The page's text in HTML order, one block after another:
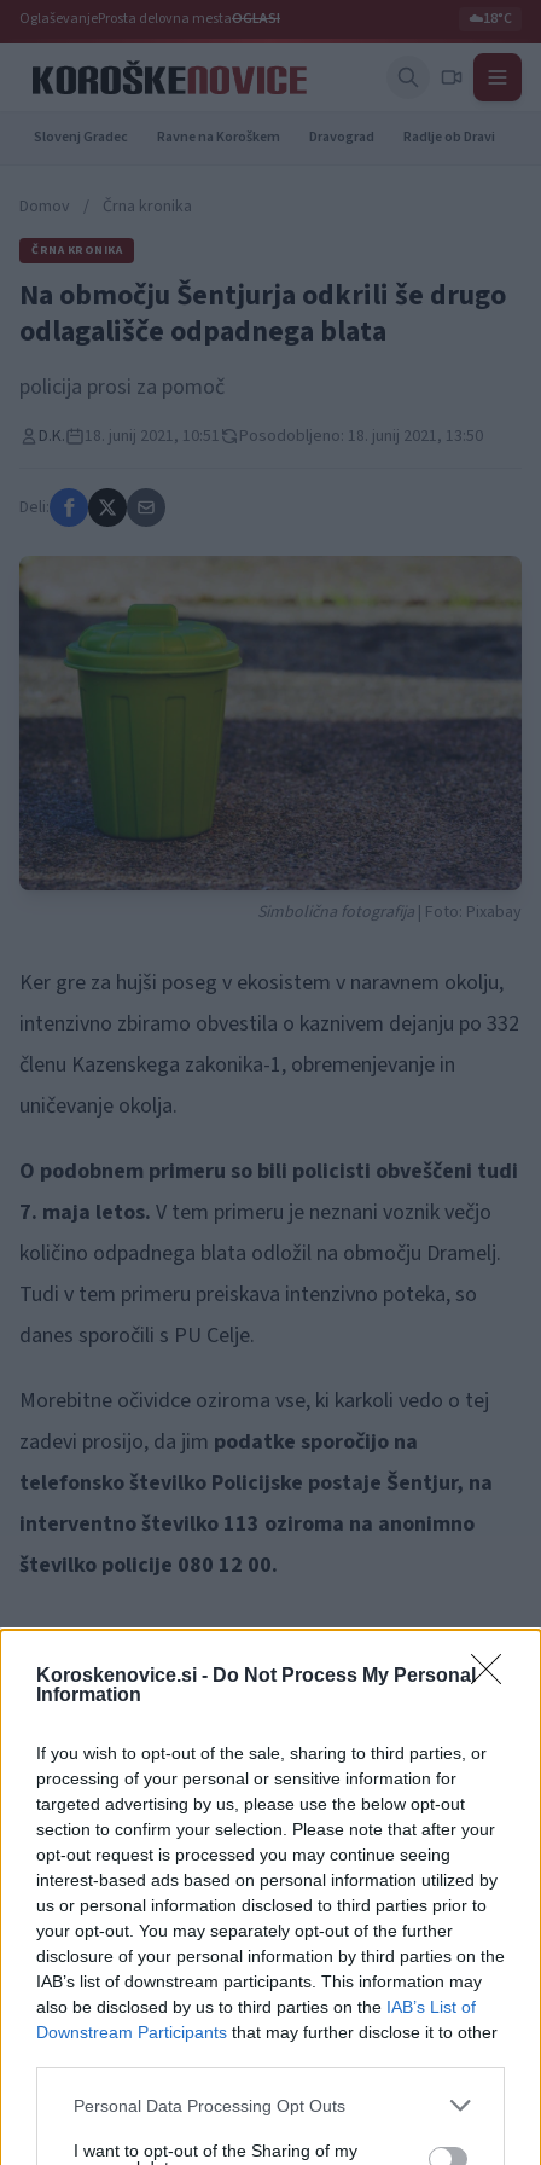
Koroskenovice.si - Do Not Process My Personal
Information
If you wish to opt-out of the sale, sharing to third parties, or
processing of your personal or sensitive information for
targeted advertising by us, please use the below opt-out
section to confirm your selection. Please note that after your
opt-out request is processed you may continue seeing
interest-based ads based on personal information utilized by
us or personal information disclosed to third parties prior to
your opt-out. You may separately opt-out of the further
disclosure of your personal information by third parties on the
IAB’s list of downstream participants. This information may
also be disclosed by us to third parties on the IAB’s List of
Downstream Participants that may further disclose it to other
Please note that this website/app uses one or more Google
not limited to your visit or usage behaviour. You may click to
Personal Data Processing Opt Outs
I want to opt-out of the Sharing of my
OglaševanjeProsta delovna mestaOGLASI ☁️18°C
Slovenj Gradec Ravne na Koroškem Dravograd Radlje ob Dravi
Domov / Črna kronika
ČRNA KRONIKA
Na območju Šentjurja odkrili še drugo
odlagališče odpadnega blata
policija prosi za pomoč
D.K. 18. junij 2021, 10:51 Posodobljeno: 18. junij 2021, 13:50
Deli:
Simbolična fotografija | Foto: Pixabay
Ker gre za hujši poseg v ekosistem v naravnem okolju,
intenzivno zbiramo obvestila o kaznivem dejanju po 332
členu Kazenskega zakonika-1, obremenjevanje in
uničevanje okolja.
O podobnem primeru so bili policisti obveščeni tudi
7. maja letos. V tem primeru je neznani voznik večjo
količino odpadnega blata odložil na območju Dramelj.
Tudi v tem primeru preiskava intenzivno poteka, so
danes sporočili s PU Celje.
Morebitne očividce oziroma vse, ki karkoli vedo o tej
zadevi prosijo, da jim podatke sporočijo na
telefonsko številko Policijske postaje Šentjur, na
interventno številko 113 oziroma na anonimno
številko policije 080 12 00.
Kategorije: Črna kronika
Ključne besede: odlagališče
odpadno blato
policija
Več iz kategorije Črna kronika